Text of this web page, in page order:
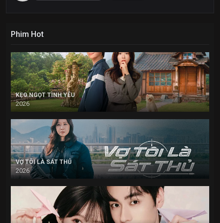
Phim Hot
KẸO NGỌT TÌNH YÊU
2026
VỢ TÔI LÀ SÁT THỦ
2026